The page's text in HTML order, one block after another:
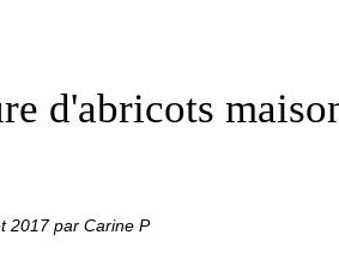
d'abricots
2017par Carine P